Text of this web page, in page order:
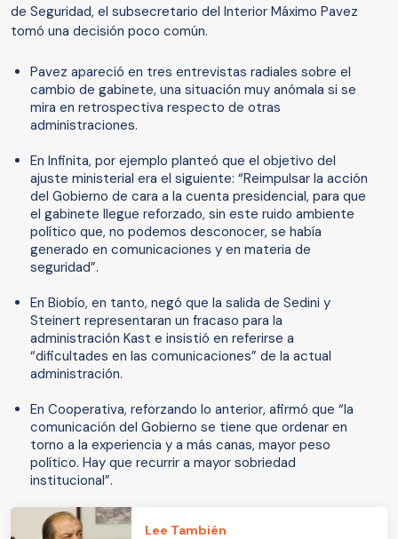
de Seguridad, el subsecretario del Interior Máximo Pavez
tomó una decisión poco común.
Pavez apareció en tres entrevistas radiales sobre el
cambio de gabinete, una situación muy anómala si se
mira en retrospectiva respecto de otras
administraciones.
En Infinita, por ejemplo planteó que el objetivo del
ajuste ministerial era el siguiente: “Reimpulsar la acción
del Gobierno de cara a la cuenta presidencial, para que
el gabinete llegue reforzado, sin este ruido ambiente
político que, no podemos desconocer, se había
generado en comunicaciones y en materia de
seguridad”.
En Biobío, en tanto, negó que la salida de Sedini y
Steinert representaran un fracaso para la
administración Kast e insistió en referirse a
“dificultades en las comunicaciones” de la actual
administración.
En Cooperativa, reforzando lo anterior, afirmó que “la
comunicación del Gobierno se tiene que ordenar en
torno a la experiencia y a más canas, mayor peso
político. Hay que recurrir a mayor sobriedad
institucional”.
Lee También